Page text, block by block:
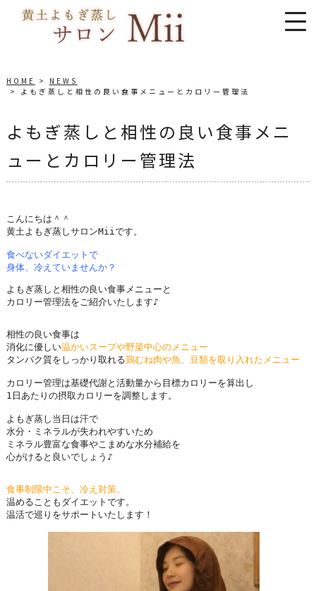
HOME
NEWS
よもぎ蒸しと相性の良い食事メニューとカロリー管理法
よもぎ蒸しと相性の良い食事メニ
ューとカロリー管理法
こんにちは＾＾
黄土よもぎ蒸しサロンMiiです。
食べないダイエットで
身体、冷えていませんか？
よもぎ蒸しと相性の良い食事メニューと
カロリー管理法をご紹介いたします♪
相性の良い食事は
消化に優しい温かいスープや野菜中心のメニュー
タンパク質をしっかり取れる鶏むね肉や魚、豆類を取り入れたメニューで
カロリー管理は基礎代謝と活動量から目標カロリーを算出し
1日あたりの摂取カロリーを調整します。
よもぎ蒸し当日は汗で
水分・ミネラルが失われやすいため
ミネラル豊富な食事やこまめな水分補給を
心がけると良いでしょう♪
食事制限中こそ、冷え対策。
温めることもダイエットです。
温活で巡りをサポートいたします！